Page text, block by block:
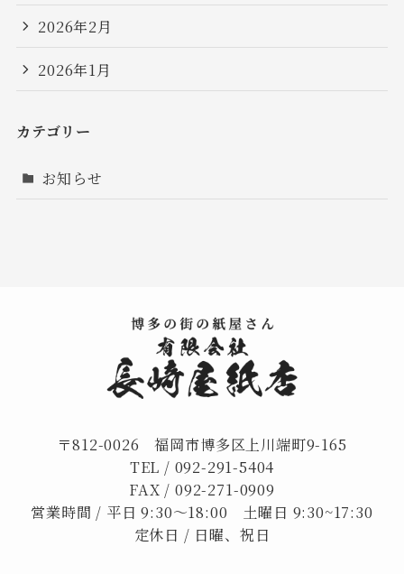
2026年2月
2026年1月
カテゴリー
お知らせ
〒812-0026 福岡市博多区上川端町9-165
TEL / 092-291-5404
FAX / 092-271-0909
営業時間 / 平日 9:30～18:00 土曜日 9:30~17:30
定休日 / 日曜、祝日